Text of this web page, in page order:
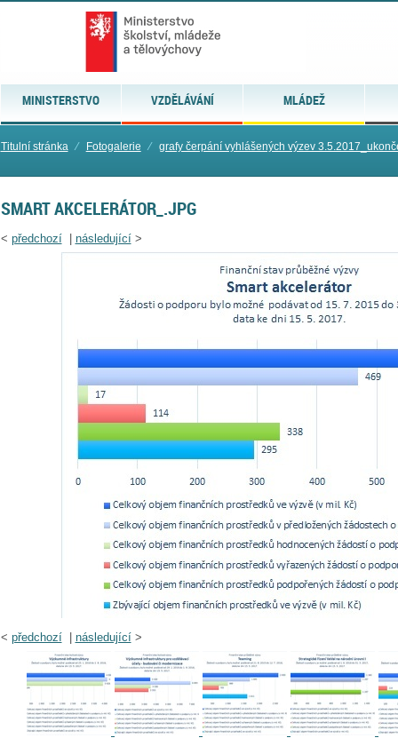
MINISTERSTVO VZDĚLÁVÁNÍ MLÁDEŽ
Titulní stránka ⁄ Fotogalerie ⁄ grafy čerpání vyhlášených výzev
SMART AKCELERÁTOR_.JPG
< předchozí| následující>
< předchozí| následující>